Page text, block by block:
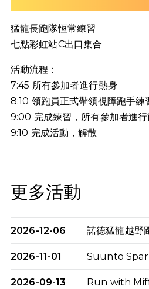
猛龍長跑隊恆常練習
七點彩虹站C出口集合
活動流程：
7:45 所有參加者進行熱身
8:10 領跑員正式帶領視障跑手練
9:00 完成練習，所有參加者進
9:10 完成活動，解散
更多活動
2026-12-06 諾德猛龍越野
2026-11-01 Suunto
2026-09-13 Run with